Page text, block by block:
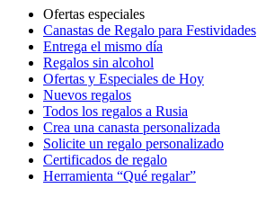
Ofertas especiales
Canastas de Regalo para Festividades
Entrega el mismo día
Regalos sin alcohol
Ofertas y Especiales de Hoy
Nuevos regalos
Todos los regalos a Rusia
Crea una canasta personalizada
Solicite un regalo personalizado
Certificados de regalo
Herramienta “Qué regalar”